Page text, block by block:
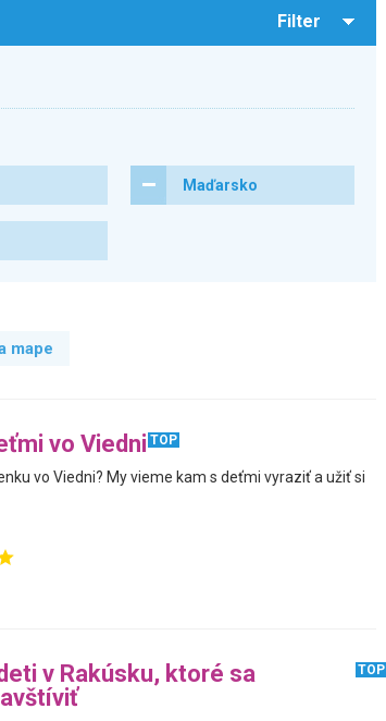
Filter
Maďarsko
mape
vo Viedni TOP
vo Viedni? My vieme kam s deťmi vyraziť a užiť si
v Rakúsku, ktoré sa
TOP